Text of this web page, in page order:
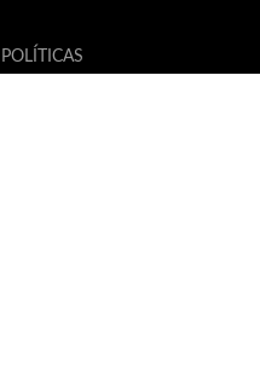
POLÍTICAS